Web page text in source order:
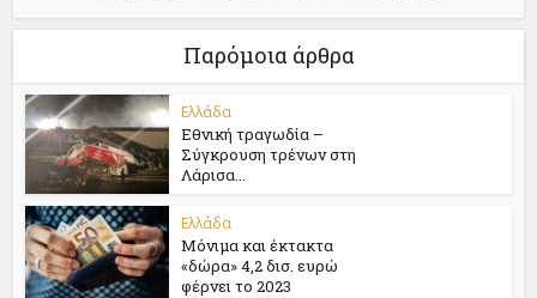
Παρόμοια άρθρα
Ελλάδα
Εθνική τραγωδία –
Σύγκρουση τρένων στη
Λάρισα...
Ελλάδα
Μόνιμα και έκτακτα
«δώρα» 4,2 δισ. ευρώ
φέρνει το 2023